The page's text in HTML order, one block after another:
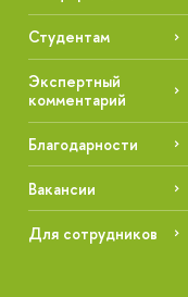
Студентам
Экспертный
комментарий
Благодарности
Вакансии
Для сотрудников